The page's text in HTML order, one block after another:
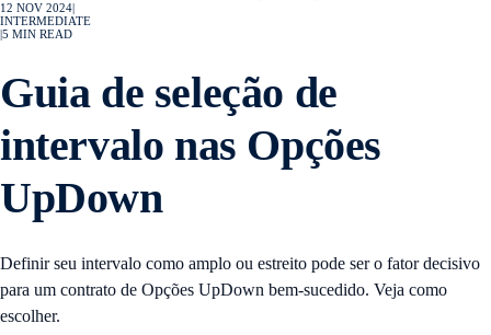
12 NOV 2024
INTERMEDIATE
5 MIN READ
Guia de seleção de
intervalo nas Opções
UpDown
Definir seu intervalo como amplo ou estreito pode ser o fator decisivo
para um contrato de Opções UpDown bem-sucedido. Veja como
escolher.